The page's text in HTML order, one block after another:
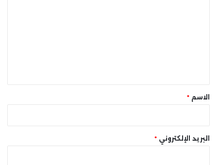
* الاسم *
البريد الإلكتروني *